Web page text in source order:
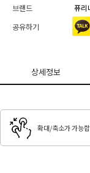
브랜드
퓨리
공유하기
상세정보
확대/축소가 가능